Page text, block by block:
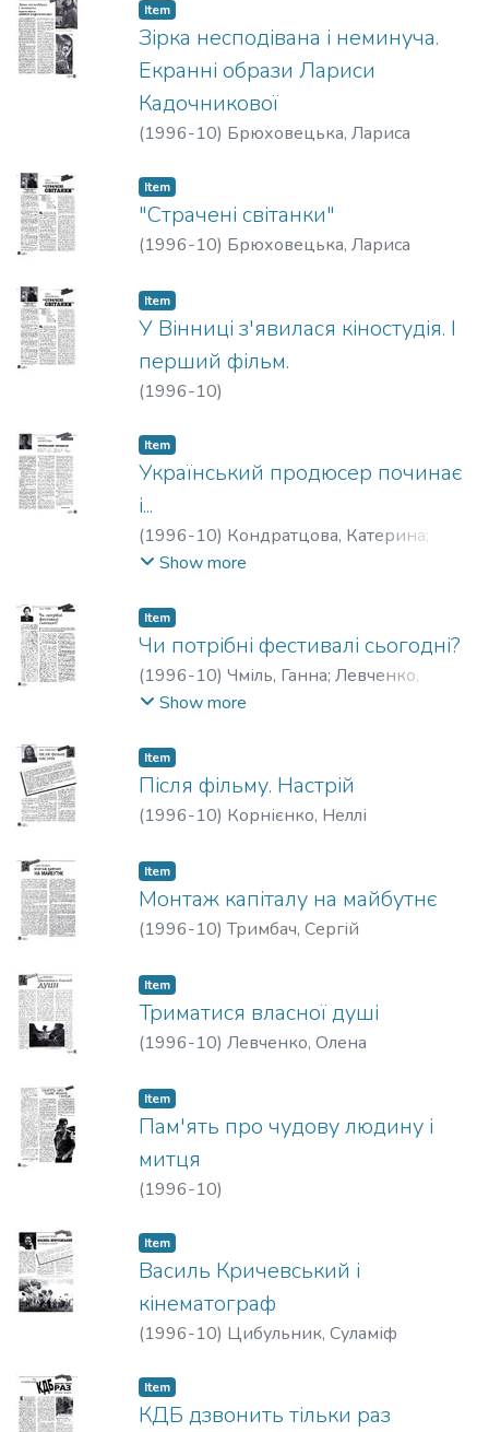
Item
Зірка несподівана і неминуча.
Екранні образи Лариси
Кадочникової
(1996-10) Брюховецька, Лариса
Item
"Страчені світанки"
(1996-10) Брюховецька, Лариса
Item
У Вінниці з'явилася кіностудія. І
перший фільм.
(1996-10)
Item
Український продюсер починає
і...
(1996-10) Кондратцова, Катерина;
Левченко, Олена
Show more
Item
Чи потрібні фестивалі сьогодні?
(1996-10) Чміль, Ганна; Левченко,
Олена
Show more
Item
Після фільму. Настрій
(1996-10) Корнієнко, Неллі
Item
Монтаж капіталу на майбутнє
(1996-10)Тримбач, Сергій
Item
Триматися власної душі
(1996-10) Левченко, Олена
Item
Пам'ять про чудову людину і
митця
(1996-10)
Item
Василь Кричевський і
кінематограф
(1996-10) Цибульник, Суламіф
Item
КДБ дзвонить тільки раз